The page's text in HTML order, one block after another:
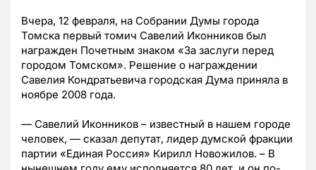
Вчера, 12 февраля, на Собрании Думы города
Томска первый томич Савелий Иконников был
награжден Почетным знаком «За заслуги перед
городом Томском». Решение о награждении
Савелия Кондратьевича городская Дума приняла в
ноябре 2008 года.
— Савелий Иконников – известный в нашем городе
человек, — сказал депутат, лидер думской фракции
партии «Единая Россия» Кирилл Новожилов. – В